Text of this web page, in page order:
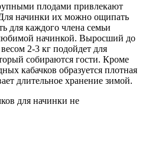
плодами привлекают
начинки их можно ощипать
для каждого члена семьи
начинкой. Выросший до
2-3 кг подойдет для
собираются гости. Кроме
кабачков образуется плотная
длительное хранение зимой.
для начинки не